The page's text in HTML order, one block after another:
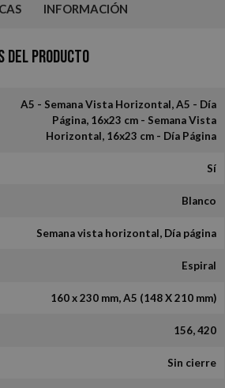
INFORMACIÓN
del Producto
A5 - Semana Vista Horizontal, A5 - Día
Página, 16x23 cm - Semana Vista
Horizontal, 16x23 cm - Día Página
Sí
Blanco
Semana vista horizontal, Día página
Espiral
160 x 230 mm, A5 (148 X 210 mm)
156, 420
Sin cierre